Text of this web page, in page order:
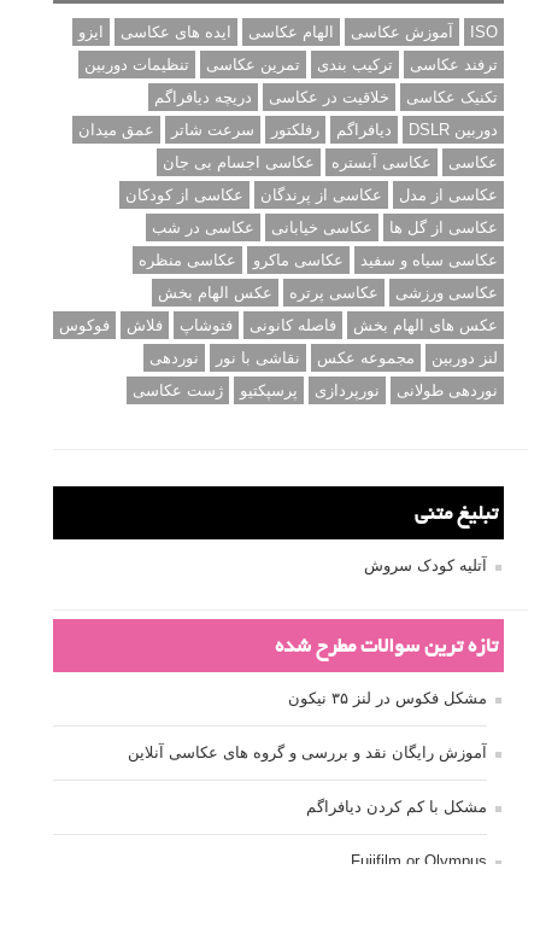
ISO آموزش عکاسی الهام عکاسی ایده های عکاسی
ایزو
ترفند عکاسی
ترکیب بندی تمرین عکاسی
تنظیمات دوربین
تکنیک عکاسی
خلاقیت در عکاسی
دریچه دیافراگم
دوربین DSLR
دیافراگم رفلکتور سرعت شاتر
عمق میدان
عکاسی
عکاسی آبستره
عکاسی اجسام بی جان
عکاسی از مدل
عکاسی از پرندگان
عکاسی از کودکان
عکاسی از گل ها
عکاسی خیابانی
عکاسی در شب
عکاسی سیاه و سفید
عکاسی ماکرو
عکاسی منظره
عکاسی ورزشی
عکاسی پرتره
عکس الهام بخش
عکس های الهام بخش
فاصله کانونی فتوشاپ فلاش
فوکوس
لنز دوربین
مجموعه عکس نقاشی با نور
نوردهی
نوردهی طولانی
نورپردازی پرسپکتیو ژست عکاسی
تبلیغ متنی
آتلیه کودک سروش
تازه ترین سوالات مطرح شده
مشکل فکوس در لنز ۳۵ نیکون
آموزش رایگان نقد و بررسی و گروه های عکاسی آنلاین
مشکل با کم کردن دیافراگم
Fujifilm or Olympus